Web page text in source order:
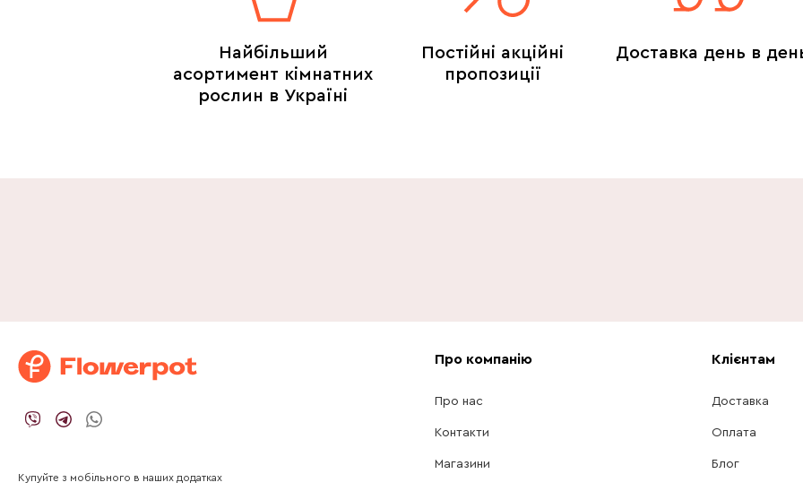
Найбільший
асортимент кімнатних
рослин в Україні
Постійні акційні
пропозиції
Доставка день в
Купуйте з мобільного в наших додатках
Про компанію
Про нас
Контакти
Магазини
Клієнтам
Доставка
Оплата
Блог